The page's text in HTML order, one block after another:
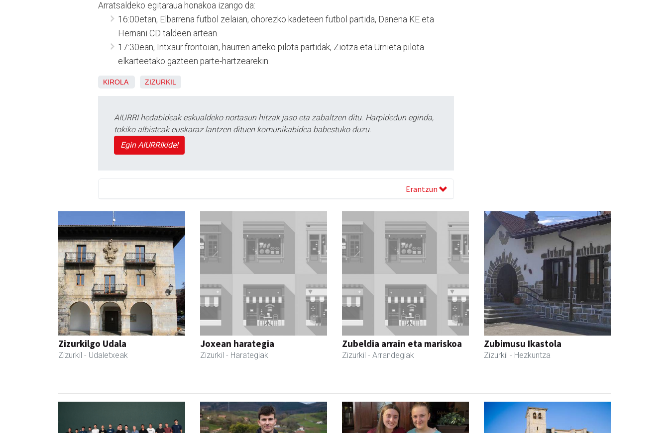
Arratsaldeko egitaraua honakoa izango da:
16:00etan, Elbarrena futbol zelaian, ohorezko kadeteen futbol partida, Danena KE eta
Hernani CD taldeen artean.
17:30ean, Intxaur frontoian, haurren arteko pilota partidak, Ziotza eta Urnieta pilota
elkarteetako gazteen parte-hartzearekin.
KIROLA ZIZURKIL
AIURRI hedabideak eskualdeko nortasun hitzak jaso eta zabaltzen ditu. Harpidedun eginda,
tokiko albisteak euskaraz lantzen dituen komunikabidea babestuko duzu.
Egin AIURRIkide!
Erantzun
Zizurkilgo Udala
Zizurkil - Udaletxeak
Joxean harategia
Zizurkil - Harategiak
Zubeldia arrain eta mariskoa
Zizurkil - Arrandegiak
Zubimusu Ikastola
Zizurkil - Hezkuntza